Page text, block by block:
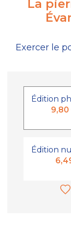
La
Exercer le
Édition
9,80
Édition